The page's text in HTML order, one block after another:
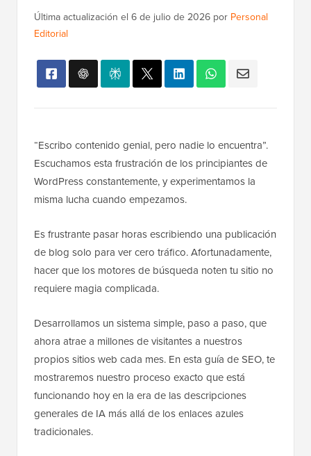
Última actualización el 6 de julio de 2026 por Personal
Editorial
“Escribo contenido genial, pero nadie lo encuentra”.
Escuchamos esta frustración de los principiantes de
WordPress constantemente, y experimentamos la
misma lucha cuando empezamos.
Es frustrante pasar horas escribiendo una publicación
de blog solo para ver cero tráfico. Afortunadamente,
hacer que los motores de búsqueda noten tu sitio no
requiere magia complicada.
Desarrollamos un sistema simple, paso a paso, que
ahora atrae a millones de visitantes a nuestros
propios sitios web cada mes. En esta guía de SEO, te
mostraremos nuestro proceso exacto que está
funcionando hoy en la era de las descripciones
generales de IA más allá de los enlaces azules
tradicionales.